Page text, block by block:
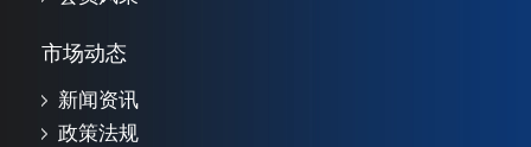
市场动态
新闻资讯
政策法规